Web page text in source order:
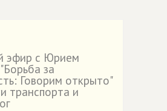
эфир с Юрием
за
Говорим открыто"
транспорта и